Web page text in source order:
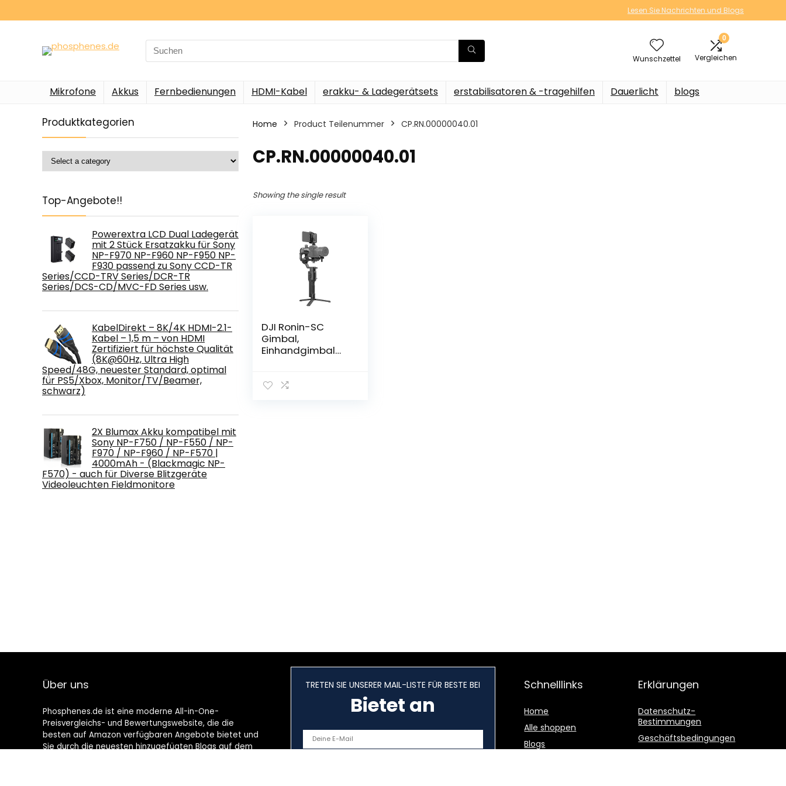
Lesen Sie Nachrichten und Blogs
Search
for:
Wunschzettel
0
Vergleichen
Mikrofone Akkus Fernbedienungen HDMI-Kabel erakku- & Ladegerätsets erstabilisatoren & -tragehilfen Dauerlicht blogs
Produktkategorien
Top-Angebote!!
Powerextra LCD Dual Ladegerät
mit 2 Stück Ersatzakku für Sony
NP-F970 NP-F960 NP-F950 NP-
F930 passend zu Sony CCD-TR
Series/CCD-TRV Series/DCR-TR
Series/DCS-CD/MVC-FD Series usw.
KabelDirekt – 8K/4K HDMI-2.1-
Kabel – 1,5 m – von HDMI
Zertifiziert für höchste Qualität
(8K@60Hz, Ultra High
Speed/48G, neuester Standard, optimal
für PS5/Xbox, Monitor/TV/Beamer,
schwarz)
2X Blumax Akku kompatibel mit
Sony NP-F750 / NP-F550 / NP-
F970 / NP-F960 / NP-F570 |
4000mAh - (Blackmagic NP-
F570) - auch für Diverse Blitzgeräte
Videoleuchten Fieldmonitore
Home Product Teilenummer ‎CP.RN.00000040.01
‎CP.RN.00000040.01
Showing the single result
DJI Ronin-SC
Gimbal,
Einhandgimbal
Ungehinderte
Über uns
Phosphenes.de ist eine moderne All-in-One-
Preisvergleichs- und Bewertungswebsite, die die
besten auf Amazon verfügbaren Angebote bietet und
Sie durch die neuesten hinzugefügten Blogs auf dem
TRETEN SIE UNSERER MAIL-LISTE FÜR BESTE BEI
Bietet an
Schnelllinks
Home
Alle shoppen
Blogs
Erklärungen
Datenschutz-
Bestimmungen
Geschäftsbedingungen